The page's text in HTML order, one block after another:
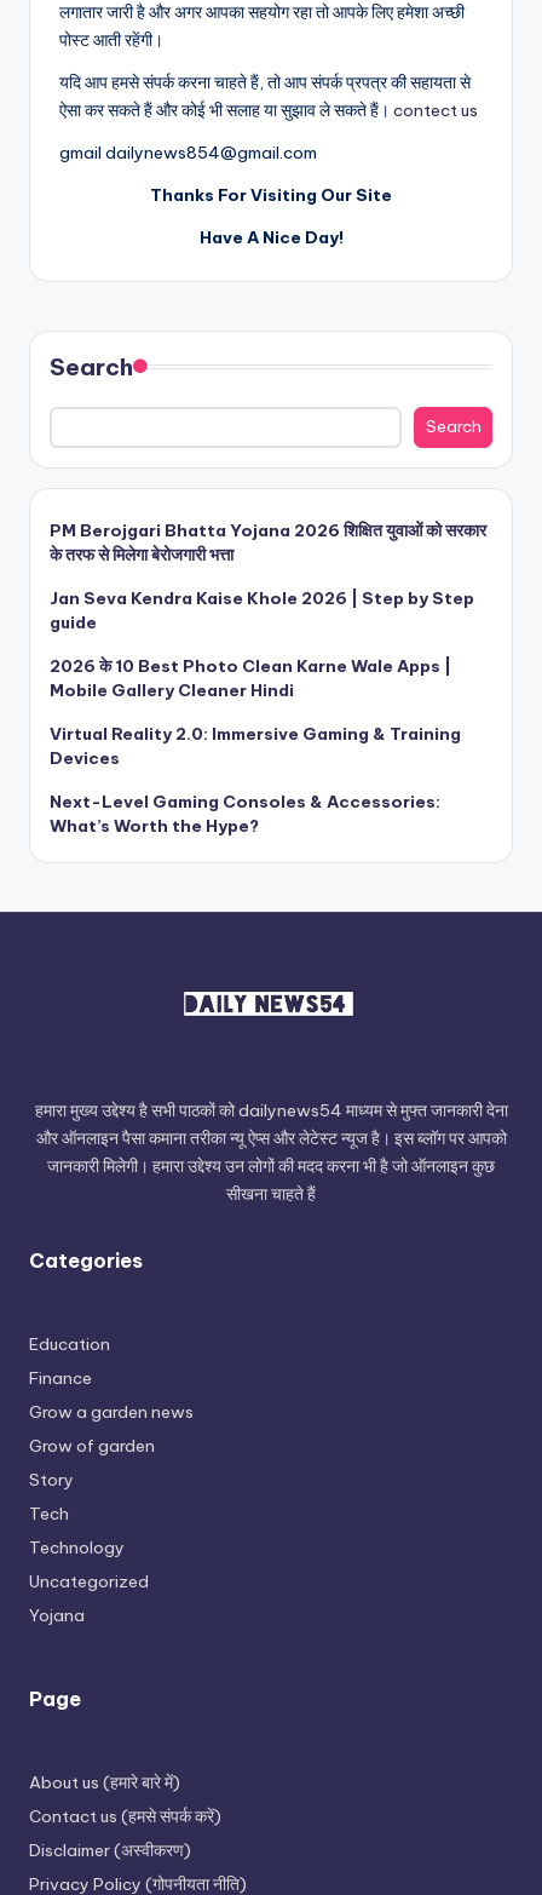
लगातार जारी है और अगर आपका सहयोग रहा तो आपके लिए हमेशा अच्छी
पोस्ट आती रहेंगी।
यदि आप हमसे संपर्क करना चाहते हैं, तो आप संपर्क प्रपत्र की सहायता से
ऐसा कर सकते हैं और कोई भी सलाह या सुझाव ले सकते हैं। contect us
gmail dailynews854@gmail.com
Thanks For Visiting Our Site
Have A Nice Day!
Search
Search
PM Berojgari Bhatta Yojana 2026 शिक्षित युवाओं को सरकार
के तरफ से मिलेगा बेरोजगारी भत्ता
Jan Seva Kendra Kaise Khole 2026 | Step by Step
guide
2026 के 10 Best Photo Clean Karne Wale Apps |
Mobile Gallery Cleaner Hindi
Virtual Reality 2.0: Immersive Gaming & Training
Devices
Next-Level Gaming Consoles & Accessories:
What’s Worth the Hype?
हमारा मुख्य उद्देश्य है सभी पाठकों को dailynews54 माध्यम से मुफ्त जानकारी देना
और ऑनलाइन पैसा कमाना तरीका न्यू ऐप्स और लेटेस्ट न्यूज है। इस ब्लॉग पर आपको
जानकारी मिलेगी। हमारा उद्देश्य उन लोगों की मदद करना भी है जो ऑनलाइन कुछ
सीखना चाहते हैं
Categories
Education
Finance
Grow a garden news
Grow of garden
Story
Tech
Technology
Uncategorized
Yojana
Page
About us (हमारे बारे में)
Contact us (हमसे संपर्क करें)
Disclaimer (अस्वीकरण)
Privacy Policy (गोपनीयता नीति)